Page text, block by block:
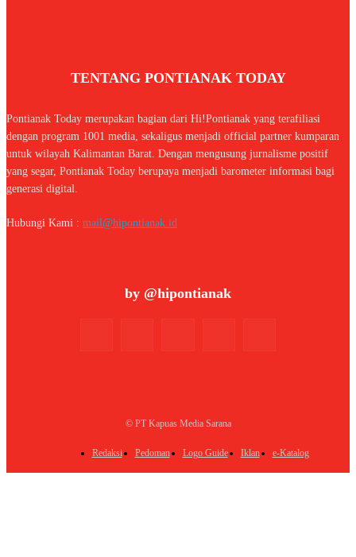
TENTANG PONTIANAK TODAY
Pontianak Today merupakan bagian dari Hi!Pontianak yang terafiliasi
dengan program 1001 media, sekaligus menjadi official partner kumparan
untuk wilayah Kalimantan Barat. Dengan mengusung jurnalisme positif
yang segar, Pontianak Today berupaya menjadi barometer informasi bagi
generasi digital.
Hubungi Kami : mail@hipontianak.id
by @hipontianak
© PT Kapuas Media Sarana
Redaksi Pedoman Logo Guide Iklan e-Katalog